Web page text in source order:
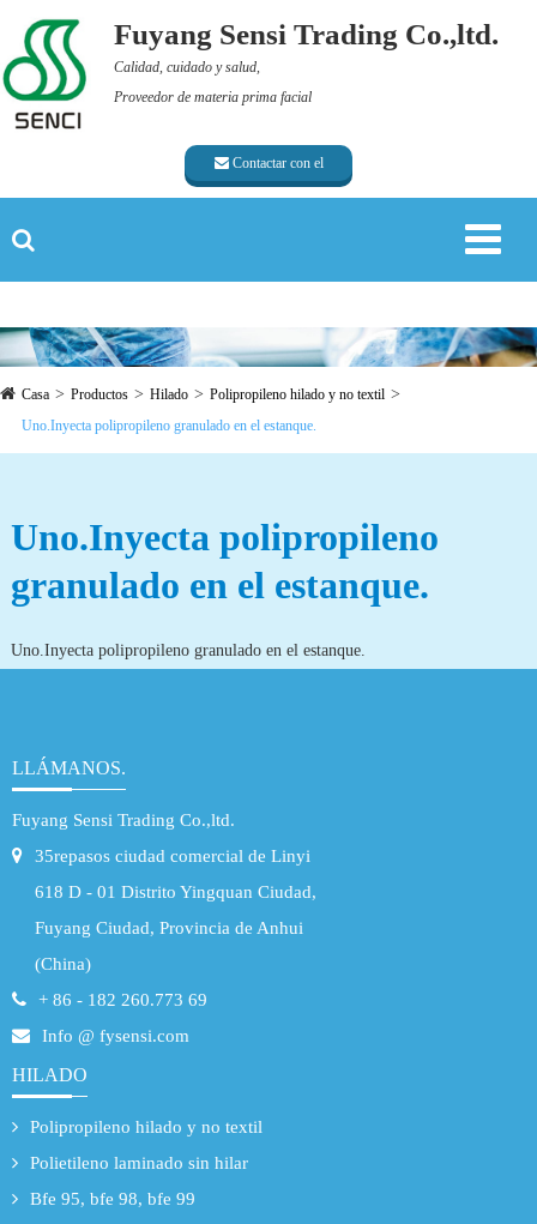
Fuyang Sensi Trading Co.,ltd.
Calidad, cuidado y salud,
Proveedor de materia prima facial
Contactar con el
proveedor
Casa Productos Hilado
Polipropileno hilado y no textil
Uno.Inyecta polipropileno granulado en el estanque.
Uno.Inyecta polipropileno
granulado en el estanque.
Uno.Inyecta polipropileno granulado en el estanque.
LLÁMANOS.
Fuyang Sensi Trading Co.,ltd.
35repasos ciudad comercial de Linyi
618 D - 01 Distrito Yingquan Ciudad,
Fuyang Ciudad, Provincia de Anhui
(China)
+ 86 - 182 260.773 69
Info @ fysensi.com
HILADO
Polipropileno hilado y no textil
Polietileno laminado sin hilar
Bfe 95, bfe 98, bfe 99